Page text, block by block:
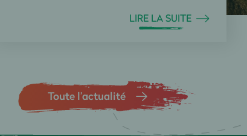
LIRE LA SUITE
Toute l’actualité